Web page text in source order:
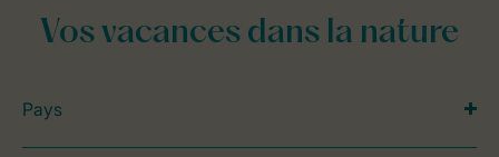
Vos vacances dans la nature
Pays